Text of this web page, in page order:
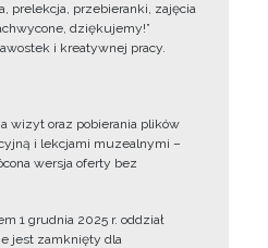
prelekcja, przebieranki, zajęcia
dziękujemy!”
i kreatywnej pracy.
wizyt oraz pobierania plików
i lekcjami muzealnymi –
wersja oferty bez
1 grudnia 2025 r. oddział
jest zamknięty dla